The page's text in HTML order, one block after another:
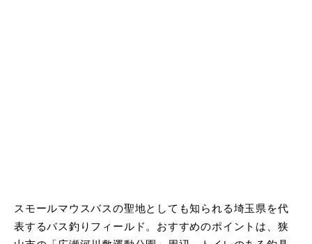
スモールマウスバスの聖地としても知られる埼玉県を代
表するバス釣りフィールド。おすすめのポイントは、狭